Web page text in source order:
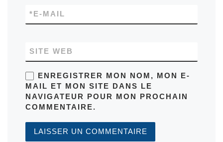
E-MAIL
*
SITE WEB
ENREGISTRER MON NOM, MON E-
MAIL ET MON SITE DANS LE
NAVIGATEUR POUR MON PROCHAIN
COMMENTAIRE.